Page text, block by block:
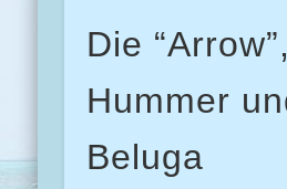
Die
Hummer
Beluga